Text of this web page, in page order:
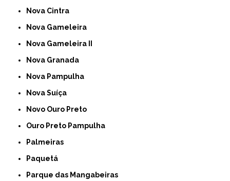
Nova Cintra
Nova Gameleira
Nova Gameleira II
Nova Granada
Nova Pampulha
Nova Suíça
Novo Ouro Preto
Ouro Preto Pampulha
Palmeiras
Paquetá
Parque das Mangabeiras